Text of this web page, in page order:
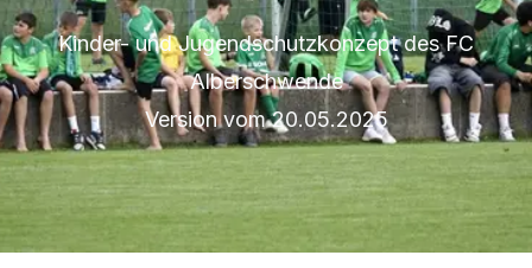
Kinder- und Jugendschutzkonzept des FC
Alberschwende
Version vom 20.05.2025